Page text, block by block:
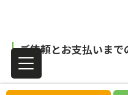
ご依頼とお支払いまで
お問合せからご依頼ま